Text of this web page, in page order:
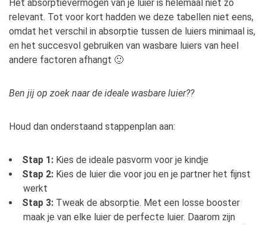
Het absorptievermogen van je luier is helemaal niet zo
relevant. Tot voor kort hadden we deze tabellen niet eens,
omdat het verschil in absorptie tussen de luiers minimaal is,
en het succesvol gebruiken van wasbare luiers van heel
andere factoren afhangt 🙂
Ben jij op zoek naar de ideale wasbare luier??
Houd dan onderstaand stappenplan aan:
Stap 1: Kies de ideale pasvorm voor je kindje
Stap 2: Kies de luier die voor jou en je partner het fijnst
werkt
Stap 3: Tweak de absorptie. Met een losse booster
maak je van elke luier de perfecte luier. Daarom zijn